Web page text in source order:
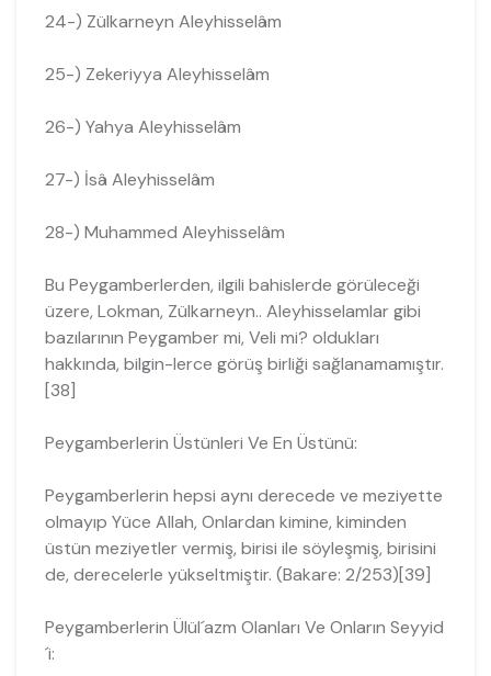
24-) Zülkarneyn Aleyhisselâm
25-) Zekeriyya Aleyhisselâm
26-) Yahya Aleyhisselâm
27-) İsâ Aleyhisselâm
28-) Muhammed Aleyhisselâm
Bu Peygamberlerden, ilgili bahislerde görüleceği
üzere, Lokman, Zülkarneyn.. Aleyhisselamlar gibi
bazılarının Peygamber mi, Veli mi? oldukları
hakkında, bilgin-lerce görüş birliği sağlanamamıştır.
[38]
Peygamberlerin Üstünleri Ve En Üstünü:
Peygamberlerin hepsi aynı derecede ve meziyette
olmayıp Yüce Allah, Onlar­dan kimine, kiminden
üstün meziyetler vermiş, birisi ile söyleşmiş, birisini
de, dere­celerle yükseltmiştir. (Bakare: 2/253)[39]
Peygamberlerin Ülül´azm Olanları Ve Onların Seyyid
´i: